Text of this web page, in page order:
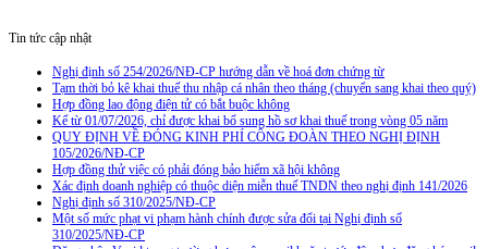
Tin tức cập nhật
Nghị định số 254/2026/NĐ-CP hướng dẫn về hoá đơn chứng từ
Tạm thời bỏ kê khai thuế thu nhập cá nhân theo tháng (chuyển sang khai theo quý)
Hợp đồng lao động điện tử có bắt buộc không
Kể từ 01/07/2026, chỉ được khai bổ sung hồ sơ khai thuế trong vòng 05 năm
QUY ĐỊNH VỀ ĐÓNG KINH PHÍ CÔNG ĐOÀN THEO NGHỊ ĐỊNH
105/2026/NĐ-CP
Hợp đồng thử việc có phải đóng bảo hiểm xã hội không
Xác định doanh nghiệp có thuộc diện miễn thuế TNDN theo nghị định 141/2026
Nghị định số 310/2025/NĐ-CP
Một số mức phạt vi phạm hành chính được sửa đổi tại Nghị định số
310/2025/NĐ-CP